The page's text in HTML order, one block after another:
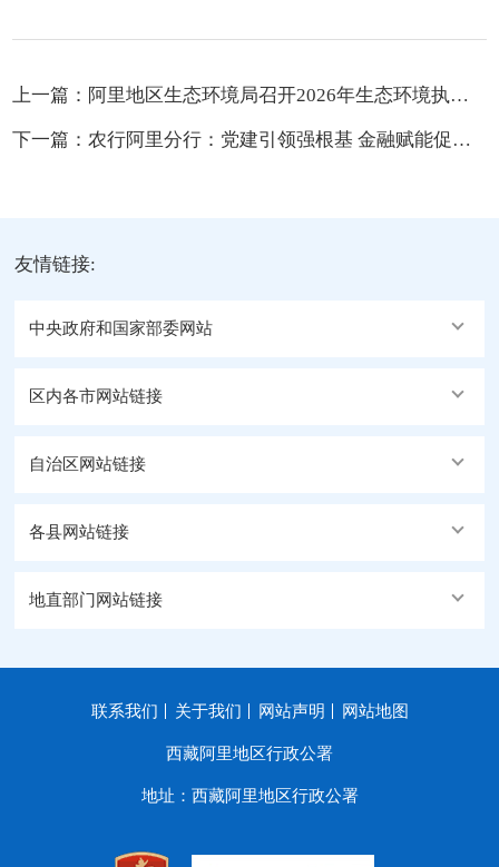
上一篇： 阿里地区生态环境局召开2026年生态环境执法工作安排部署暨冰川监管培训会议
下一篇： 农行阿里分行：党建引领强根基 金融赋能促团结
友情链接:
中央政府和国家部委网站
区内各市网站链接
自治区网站链接
各县网站链接
地直部门网站链接
联系我们 关于我们 网站声明 网站地图
西藏阿里地区行政公署
地址：西藏阿里地区行政公署